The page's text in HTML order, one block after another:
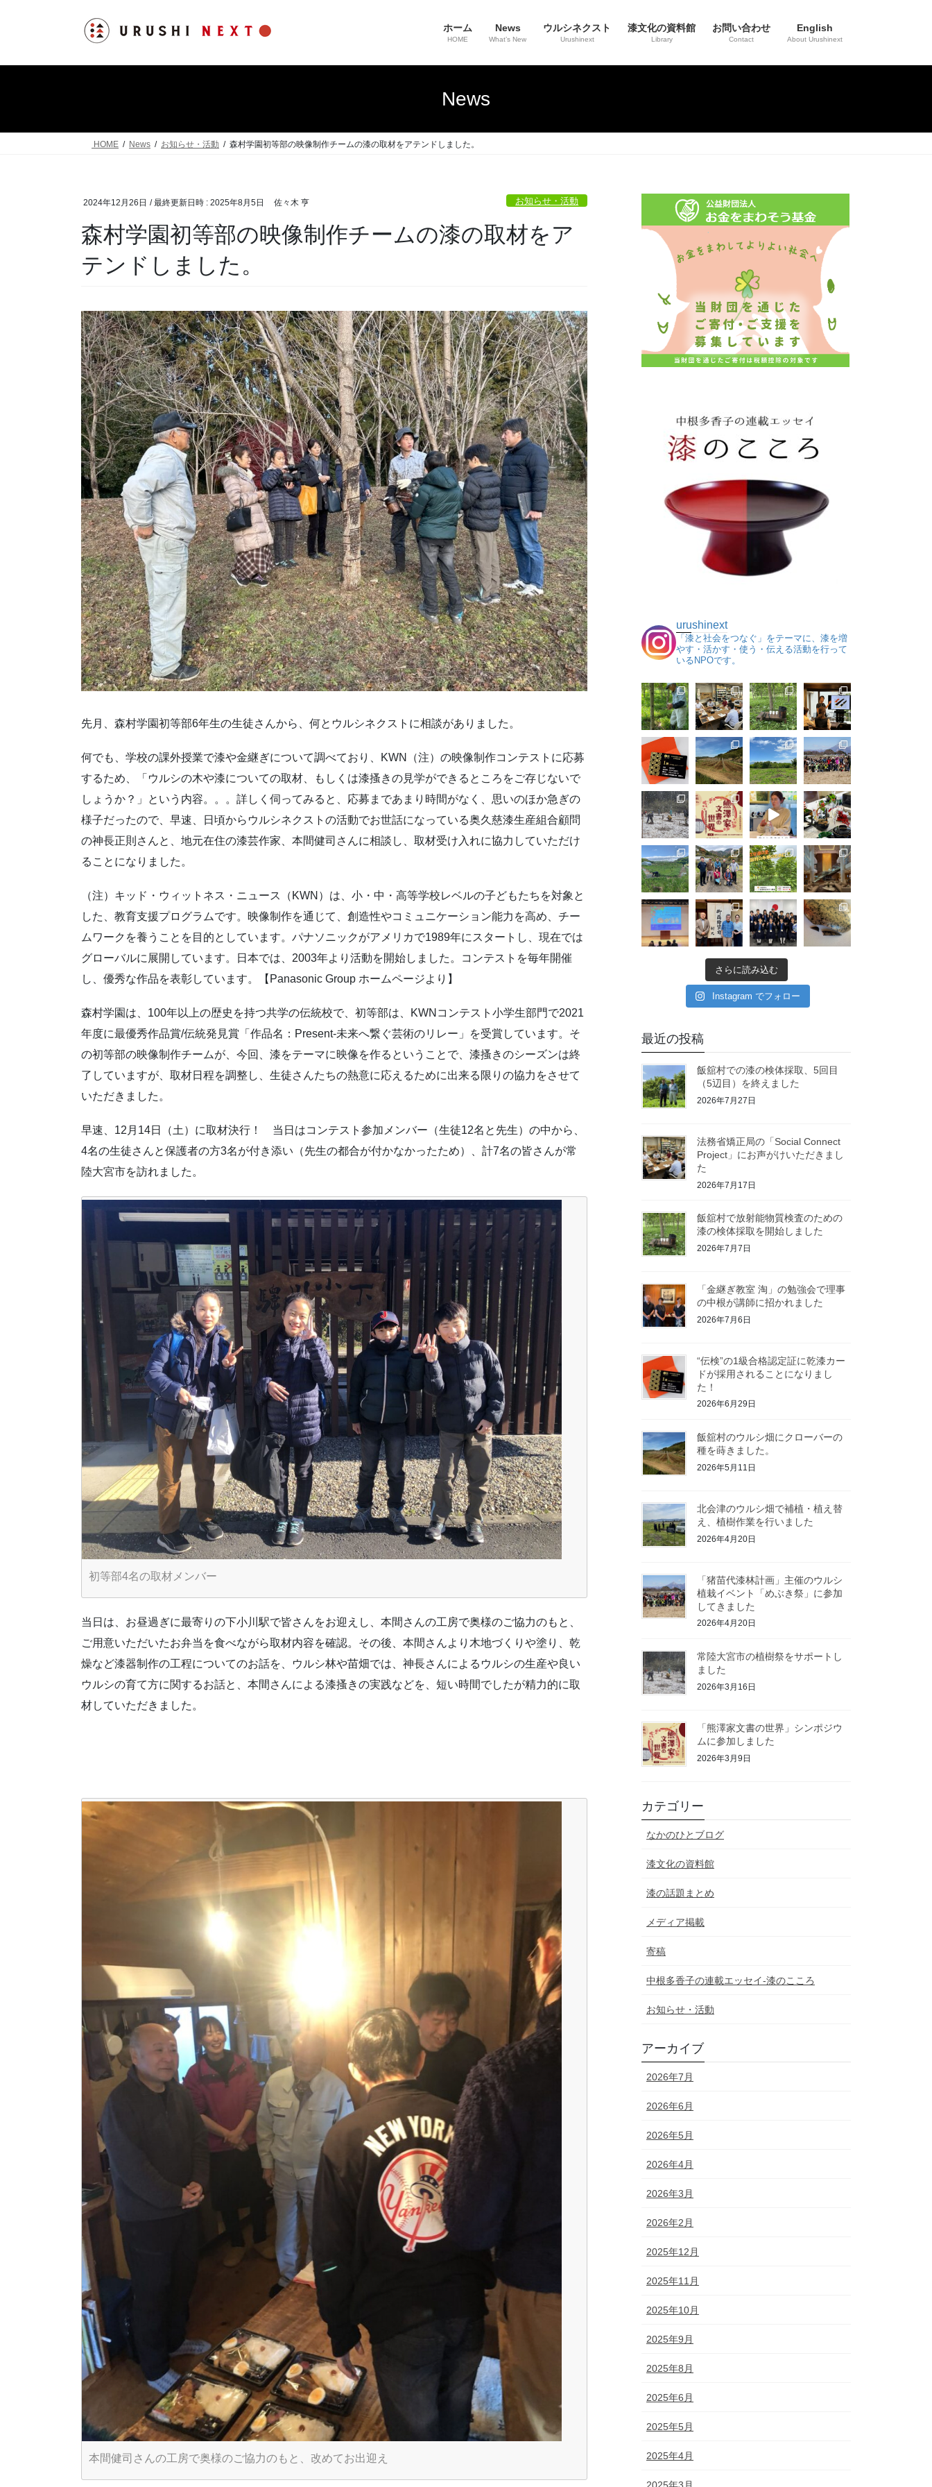
ホーム
HOME
News
What’s New
ウルシネクスト
Urushinext
漆文化の資料館
Library
お問い合わせ
Contact
English
About Urushinext
News
HOME News お知らせ・活動 森村学園初等部の映像制作チームの漆の取材をアテンドしました。
2024年12月26日 / 最終更新日時 : 2025年8月5日 佐々木 亨 お知らせ・活動
森村学園初等部の映像制作チームの漆の取材をア
テンドしました。
先月、森村学園初等部6年生の生徒さんから、何とウルシネクストに相談がありました。
何でも、学校の課外授業で漆や金継ぎについて調べており、KWN（注）の映像制作コンテストに応募
するため、「ウルシの木や漆についての取材、もしくは漆搔きの見学ができるところをご存じないで
しょうか？」という内容。。。詳しく伺ってみると、応募まであまり時間がなく、思いのほか急ぎの
様子だったので、早速、日頃からウルシネクストの活動でお世話になっている奥久慈漆生産組合顧問
の神長正則さんと、地元在住の漆芸作家、本間健司さんに相談し、取材受け入れに協力していただけ
ることになりました。
（注）キッド・ウィットネス・ニュース（KWN）は、小・中・高等学校レベルの子どもたちを対象と
した、教育支援プログラムです。映像制作を通じて、創造性やコミュニケーション能力を高め、チー
ムワークを養うことを目的としています。パナソニックがアメリカで1989年にスタートし、現在では
グローバルに展開しています。日本では、2003年より活動を開始しました。コンテストを毎年開催
し、優秀な作品を表彰しています。【Panasonic Group ホームページより】
森村学園は、100年以上の歴史を持つ共学の伝統校で、初等部は、KWNコンテスト小学生部門で2021
年度に最優秀作品賞/伝統発見賞「作品名：Present-未来へ繋ぐ芸術のリレー」を受賞しています。そ
の初等部の映像制作チームが、今回、漆をテーマに映像を作るということで、漆搔きのシーズンは終
了していますが、取材日程を調整し、生徒さんたちの熱意に応えるために出来る限りの協力をさせて
いただきました。
早速、12月14日（土）に取材決行！ 当日はコンテスト参加メンバー（生徒12名と先生）の中から、
4名の生徒さんと保護者の方3名が付き添い（先生の都合が付かなかったため）、計7名の皆さんが常
陸大宮市を訪れました。
初等部4名の取材メンバー
当日は、お昼過ぎに最寄りの下小川駅で皆さんをお迎えし、本間さんの工房で奥様のご協力のもと、
ご用意いただいたお弁当を食べながら取材内容を確認。その後、本間さんより木地づくりや塗り、乾
燥など漆器制作の工程についてのお話を、ウルシ林や苗畑では、神長さんによるウルシの生産や良い
ウルシの育て方に関するお話と、本間さんによる漆搔きの実践などを、短い時間でしたが精力的に取
材していただきました。
本間健司さんの工房で奥様のご協力のもと、改めてお出迎え
urushinext
「漆と社会をつなぐ」をテーマに、漆を増
やす・活かす・使う・伝える活動を行って
いるNPOです。
さらに読み込む
Instagram でフォロー
最近の投稿
飯舘村での漆の検体採取、5回目
（5辺目）を終えました
2026年7月27日
法務省矯正局の「Social Connect
Project」にお声がけいただきまし
た
2026年7月17日
飯舘村で放射能物質検査のための
漆の検体採取を開始しました
2026年7月7日
「金継ぎ教室 淘」の勉強会で理事
の中根が講師に招かれました
2026年7月6日
“伝検”の1級合格認定証に乾漆カー
ドが採用されることになりまし
た！
2026年6月29日
飯舘村のウルシ畑にクローバーの
種を蒔きました。
2026年5月11日
北会津のウルシ畑で補植・植え替
え、植樹作業を行いました
2026年4月20日
「猪苗代漆林計画」主催のウルシ
植栽イベント「めぶき祭」に参加
してきました
2026年4月20日
常陸大宮市の植樹祭をサポートし
ました
2026年3月16日
「熊澤家文書の世界」シンポジウ
ムに参加しました
2026年3月9日
カテゴリー
なかのひとブログ
漆文化の資料館
漆の話題まとめ
メディア掲載
寄稿
中根多香子の連載エッセイ-漆のこころ
お知らせ・活動
アーカイブ
2026年7月
2026年6月
2026年5月
2026年4月
2026年3月
2026年2月
2025年12月
2025年11月
2025年10月
2025年9月
2025年8月
2025年6月
2025年5月
2025年4月